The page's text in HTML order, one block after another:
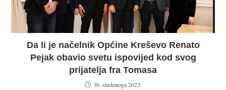
Da li je načelnik Općine Kreševo Renato
Pejak obavio svetu ispovijed kod svog
prijatelja fra Tomasa
30. studenoga 2023.